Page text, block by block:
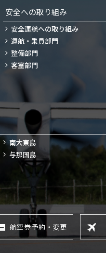
安全への取り組み
安全運航への取り組み
運航・乗員部門
整備部門
客室部門
南大東島
与那国島
航空券予約・変更